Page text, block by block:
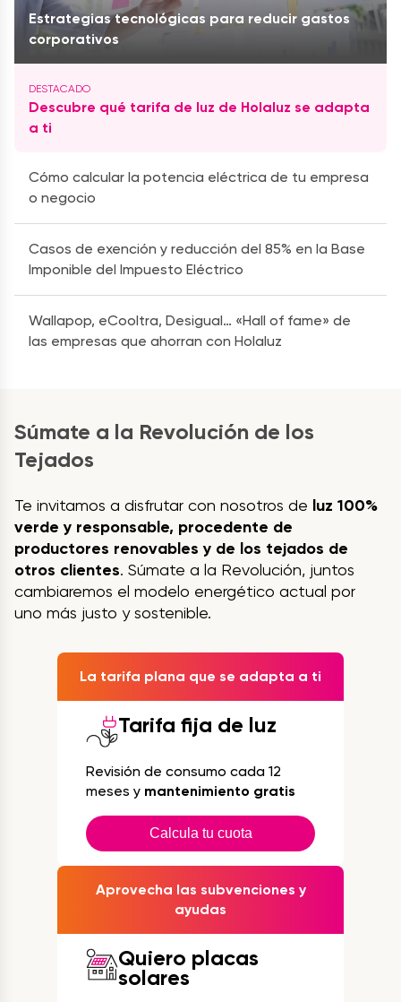
Estrategias tecnológicas para reducir gastos
corporativos
Descubre qué tarifa de luz de Holaluz se adapta
a ti
Cómo calcular la potencia eléctrica de tu empresa
o negocio
Casos de exención y reducción del 85% en la Base
Imponible del Impuesto Eléctrico
Wallapop, eCooltra, Desigual… «Hall of fame» de
las empresas que ahorran con Holaluz
Súmate a la Revolución de los
Tejados
Te invitamos a disfrutar con nosotros de luz 100%
verde y responsable, procedente de
productores renovables y de los tejados de
otros clientes. Súmate a la Revolución, juntos
cambiaremos el modelo energético actual por
uno más justo y sostenible.
La tarifa plana que se adapta a ti
Tarifa fija de luz
Revisión de consumo cada 12
meses y mantenimiento gratis
Calcula tu cuota
Aprovecha las subvenciones y
ayudas
Quiero placas
solares